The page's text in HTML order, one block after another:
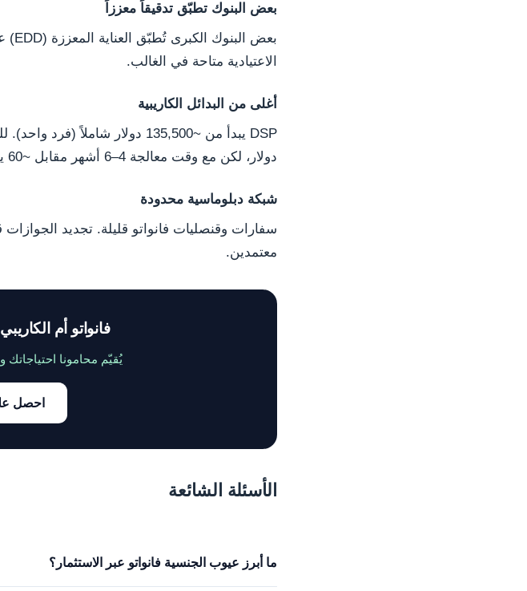
بعض البنوك تطبّق تدقيقاً معززاً
الاعتيادية متاحة في الغالب.
أغلى من البدائل الكاريبية
دولار، لكن مع وقت معالجة 4–6 أشهر مقابل ~60 يوماً.
شبكة دبلوماسية محدودة
سفارات وقنصليات فانواتو قليلة. تجديد
معتمدين.
فانواتو أم
يُقيّم محامونا احتياجاتك
احصل
الأسئلة الشائعة
ما أبرز عيوب الجنسية فانواتو عبر الاستثمار؟